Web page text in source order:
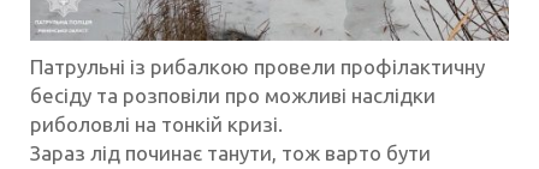
Патрульні із рибалкою провели профілактичну
бесіду та розповіли про можливі наслідки
риболовлі на тонкій кризі.
Зараз лід починає танути, тож варто бути